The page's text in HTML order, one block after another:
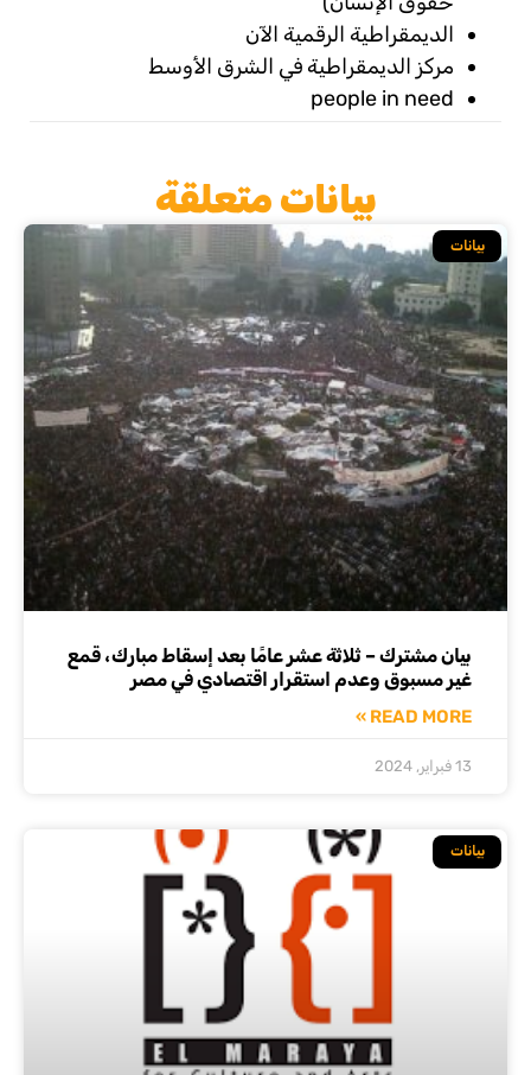
الديمقراطية الرقمية الآن
مركز الديمقراطية في الشرق الأوسط
people in need
بيانات متعلقة
بيانات
بيان مشترك – ثلاثة عشر عامًا بعد إسقاط مبارك، قمع
غير مسبوق وعدم استقرار اقتصادي في مصر
READ MORE »
13 فبراير, 2024
بيانات